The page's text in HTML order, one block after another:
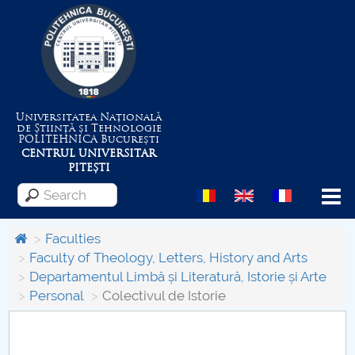
Universitatea Națională
de Știință și Tehnologie
POLITEHNICABucurești
CENTRUL UNIVERSITAR
PITEȘTI
Menu
About the University
Centrul de Management al Proiectelor
Faculties
Faculty of Theology, Letters, History and Arts
Departamentul Limbă și Literatură, Istorie și Arte
Personal
Colectivul de Istorie